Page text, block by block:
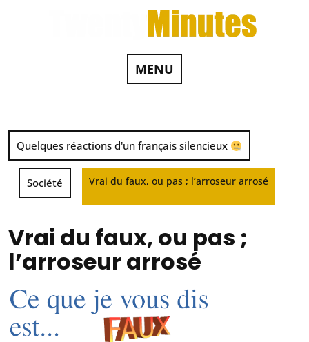
MENU
Quelques réactions d'un français silencieux
Société Vrai du faux, ou pas ; l’arroseur arrosé
Vrai du faux, ou pas ;
l’arroseur arrosé